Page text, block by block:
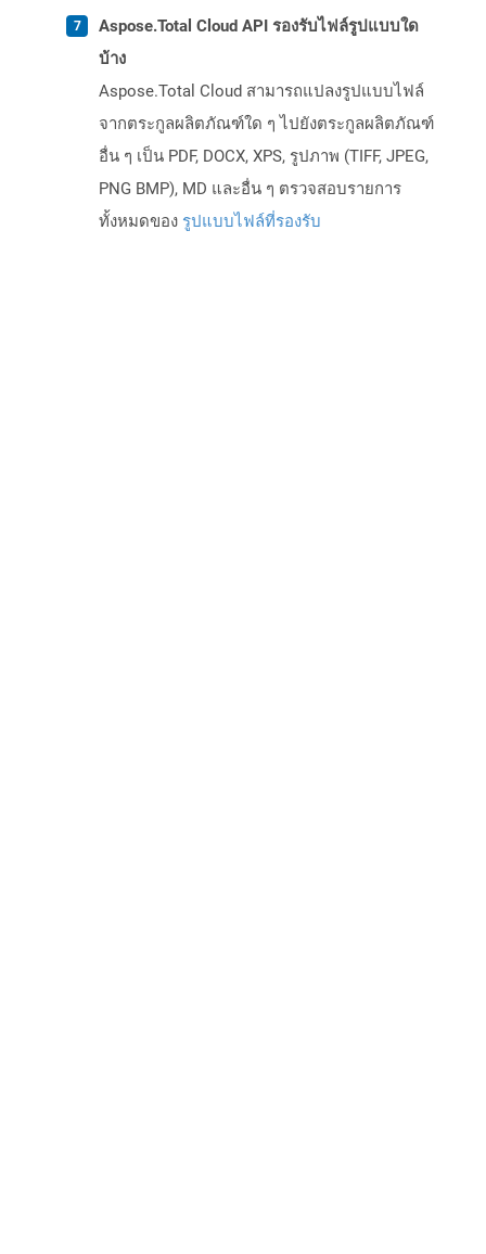
Aspose.Total Cloud API รองรับไฟล์รูปแบบใด
บ้าง
Aspose.Total Cloud สามารถแปลงรูปแบบไฟล์
จากตระกูลผลิตภัณฑ์ใด ๆ ไปยังตระกูลผลิตภัณฑ์
อื่น ๆ เป็น PDF, DOCX, XPS, รูปภาพ (TIFF, JPEG,
PNG BMP), MD และอื่น ๆ ตรวจสอบรายการ
ทั้งหมดของ รูปแบบไฟล์ที่รองรับ